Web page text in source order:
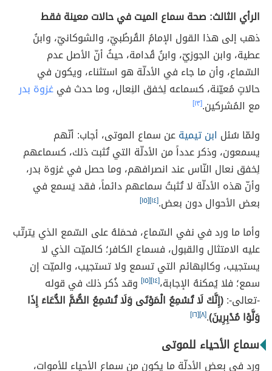
الرأي الثالث: صحة سماع الميت في حالات معينة فقط
ذهب إلى هذا القول الإمامُ القُرطُبيّ، والشوكانيّ، وابنُ
عطية، وابن الجوزيّ، وابنُ قُدامة، حيثُ أنّ الأصل عدم
السّماع، وأن ما جاء في الأدلّة هو استثناء، ويكون في
حالاتٍ مُعيّنة، كسماعه لِخفق النِعال، وما حدث فيغزوة بدر
مع المُشركين.[١٣]
ولمّا سُئل ابن تيميةعن سماع الموتى، أجاب: أنّهم
يسمعون، وذكر عدداً من الأدلّة التي تُثبت ذلك، كسماعهم
لِخفق نعال النّاس عند انصرافهم، وما حصل في غزوة بدر،
وأنّ هذه الأدلّة لا تُثبتُ سماعهم دائماً، فقد يَسمع في
بعض الأحوال دون بعض.[١٤] [١٥]
وأما ما ورد في نفي السّماع، فحمَلهُ على السّمع الذي يترتّب
عليه الامتثال والقبول، فسماع الكافر؛ كالميّت الذي لا
يستجيب، وكالبهائم التي تسمع ولا تستجيب، والميّت إن
سمع؛ فلا يُمكنهُ الإجابة،[١٤] [١٥]
وقد ذُكر ذلك في قوله
-تعالى-:(إِنَّكَ لَا تُسْمِعُ الْمَوْتَى وَلَا تُسْمِعُ الصُّمَّ الدُّعَاءَ إِذَا
وَلَّوْا مُدْبِرِينَ).[٨] [١٦]
سماع الأحياء للموتى
ورد في بعض الأدلّة ما يكون من سماع الأحياء للأموات،